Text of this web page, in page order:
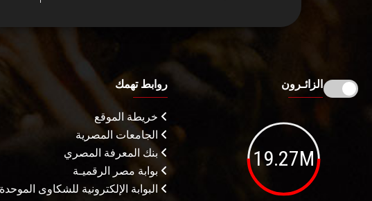
الزائـرون
19.27M
روابط تهمك
خريطة الموقع
الجامعات المصرية
بنك المعرفة المصري
بوابة مصر الرقميـة
البوابة الإلكترونية للشكاوى الموحدة